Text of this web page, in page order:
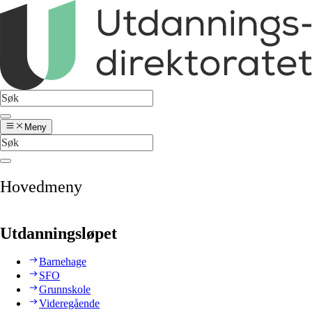
Meny
Hovedmeny
Utdanningsløpet
Barnehage
SFO
Grunnskole
Videregående